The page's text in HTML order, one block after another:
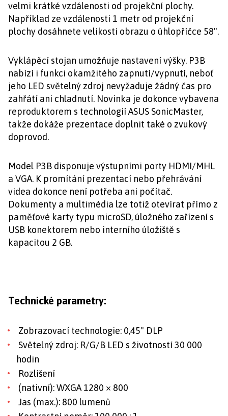
velmi krátké vzdálenosti od projekční plochy.
Například ze vzdálenosti 1 metr od projekční
plochy dosáhnete velikosti obrazu o úhlopříčce 58".
Vyklápěcí stojan umožňuje nastavení výšky. P3B
nabízí i funkci okamžitého zapnutí/vypnutí, neboť
jeho LED světelný zdroj nevyžaduje žádný čas pro
zahřátí ani chladnutí. Novinka je dokonce vybavena
reproduktorem s technologií ASUS SonicMaster,
takže dokáže prezentace doplnit také o zvukový
doprovod.
Model P3B disponuje výstupními porty HDMI/MHL
a VGA. K promítání prezentací nebo přehrávání
videa dokonce není potřeba ani počítač.
Dokumenty a multimédia lze totiž otevírat přímo z
paměťové karty typu microSD, úložného zařízení s
USB konektorem nebo interního úložiště s
kapacitou 2 GB.
Technické parametry:
Zobrazovací technologie: 0,45" DLP
Světelný zdroj: R/G/B LED s životností 30 000
hodin
Rozlišení
(nativní): WXGA 1280 × 800
Jas (max.): 800 lumenů